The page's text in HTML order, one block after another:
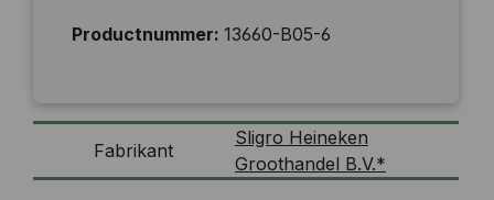
Productnummer: 13660-B05-6
Fabrikant
Sligro Heineken
Groothandel B.V.*